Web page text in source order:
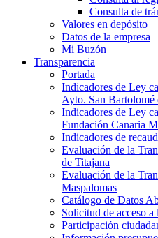
Consulta de
Valores en depósito
Datos de la empresa
Mi Buzón
Transparencia
Portada
Indicadores de Ley
Ayto. San Bartolomé
Indicadores de Ley
Fundación Canaria
Indicadores de
Evaluación de la
de Titajana
Evaluación de la
Maspalomas
Catálogo de Datos
Solicitud de acceso
Participación